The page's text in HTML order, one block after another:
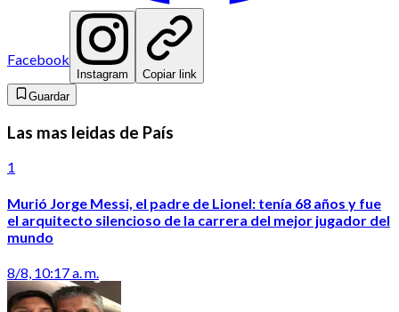
Facebook
Instagram
Copiar link
Guardar
Las mas leidas de País
1
Murió Jorge Messi, el padre de Lionel: tenía 68 años y fue
el arquitecto silencioso de la carrera del mejor jugador del
mundo
8/8, 10:17 a. m.